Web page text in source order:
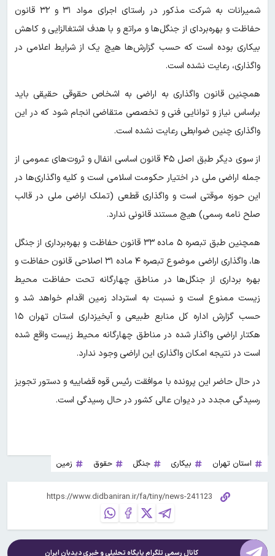
شمیرانات به شرکت مذکور در راستای اجرای مواد ۳۱ و ۳۲ قانون
حفاظت و بهره‌بردای از جنگل‌ها و مراتع و با هدف اشتغالزایی و کاهش
بیکاری بوده است که حسب گزارش‌ها هیچ یک از شرایط اعلامی در
واگذاری، رعایت نشده است.
همچنین قانون واگذاری به اراضی به اشخاص حقوقی حقیقی باید
براساس نیاز و توانایی فنی و تخصصی متقاضی انجام شود که در این
واگذاری چنین ضوابطی رعایت نشده است.
از سوی دیگر طبق اصل ۴۵ قانون اساسی انفال و ثروت‌های عمومی از
جمله اراضی ملی در اختیار حکومت اسلامی است و کلیه واگذاری‌ها در
این حوزه موقتی است و واگذاری قطعی (تملک اراضی ملی در قالب
صلح نامه رسمی) هیچ مستند قانونی ندارد.
همچنین طبق تبصره ۵ ماده ۳۳ قانون حفاظت و بهره‌برداری از جنگل
ها، واگذاری اراضی موضوع تبصره ۴ ماده ۳۱ اصلاحی قانون حفاظت و
بهره برداری از جنگل‌ها در مناطق چهارگانه تحت حفاظت محیط
زیست ممنوع است و نسبت به استرداد زمین اقدام خواهد شد و
حسب گزارش اداره کل منابع طبیعی و آبخیزداری استان تهران ۱۵
هکتار اراضی واگذار شده در مناطق چهارگانه محیط زیست واقع شده
است در نتیجه امکان واگذاری این اراضی وجود ندارد.
در حال حاضر این پرونده با موافقت رئیس قوه قضاییه و دستور تجویز
رسیدگی مجدد در دیوان عالی کشور در حال رسیدگی است.
استان تهران بیکاری جنگل حقوق زمین
کانال رسمی تلگرام پایگاه تحلیلی و خبریدیدبان ایران